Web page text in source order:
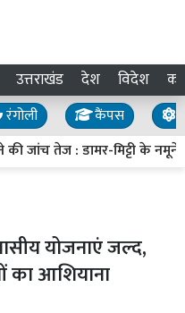
उत्तराखंड देश विदेश
रंगोली कैंपस
तेज : डामर-मिट्टी के नमूने
योजनाएं जल्द,
का आशियाना